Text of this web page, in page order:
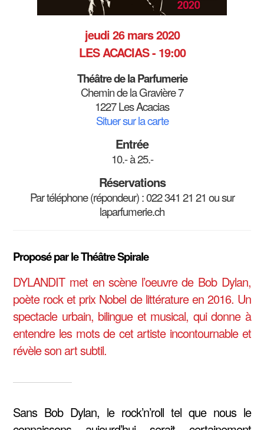
jeudi 26 mars 2020
LES ACACIAS - 19:00
Théâtre de la Parfumerie
Chemin de la Gravière 7
1227 Les Acacias
Situer sur la carte
Entrée
10.- à 25.-
Réservations
Par téléphone (répondeur) : 022 341 21 21 ou sur
laparfumerie.ch
Proposé par le Théâtre Spirale
DYLANDIT met en scène l’oeuvre de Bob Dylan,
poète rock et prix Nobel de littérature en 2016. Un
spectacle urbain, bilingue et musical, qui donne à
entendre les mots de cet artiste incontournable et
révèle son art subtil.
Sans Bob Dylan, le rock’n’roll tel que nous le